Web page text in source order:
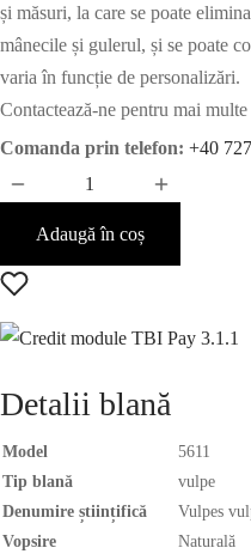
și măsuri, la care se poate
mânecile și gulerul, și se poate
varia în funcție de personalizări.
Contactează-ne pentru mai
Comanda prin telefon: +40
Adaugă în coș
Detalii blană
Model
5611
Tip blană
vulpe
Denumire științifică
Vulpes
Vopsire
Naturală